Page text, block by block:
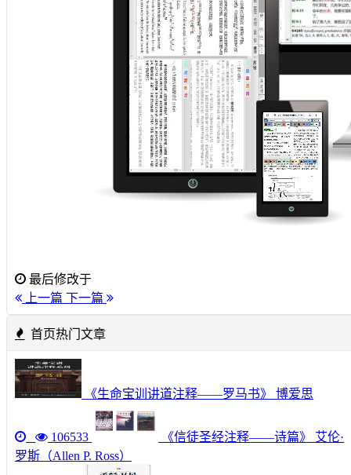
最后修改于
上一篇 下一篇
首页热门文章
《生命宝训讲道注释——罗马书》 博爱思
106533
《信徒圣经注释——诗篇》 艾伦·
罗斯（Allen P. Ross）